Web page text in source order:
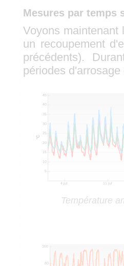
Mesures par temps
Voyons
un recoupement
précédents).
périodes
Température